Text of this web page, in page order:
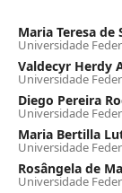
Maria Teresa de
Universidade
Valdecyr Herdy
Universidade
Diego Pereira
Universidade
Maria Bertilla
Universidade
Rosângela de
Universidade